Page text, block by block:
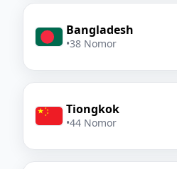
Bangladesh
•38 Nomor
Tiongkok
•44 Nomor